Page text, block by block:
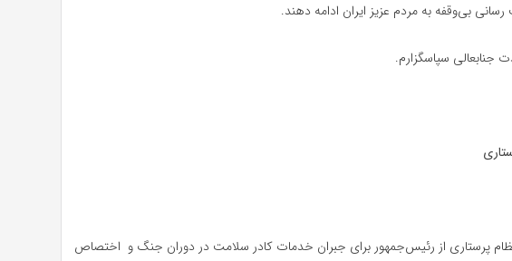
رسانی بی‌وقفه به مردم عزیز ایران ادامه دهند.
سپاسگزارم.
نظام پرستاری از رئیس‌جمهور برای جبران خدمات کادر سلامت در دوران جنگ و اختصاص